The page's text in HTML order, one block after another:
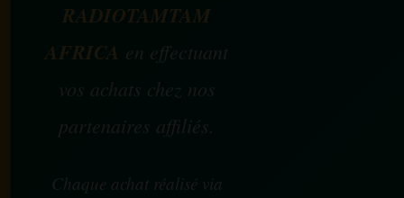
RADIOTAMTAM
AFRICA en effectuant
vos achats chez nos
partenaires affiliés.
Chaque achat réalisé via